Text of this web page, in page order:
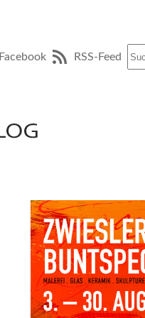
Facebook RSS-Feed